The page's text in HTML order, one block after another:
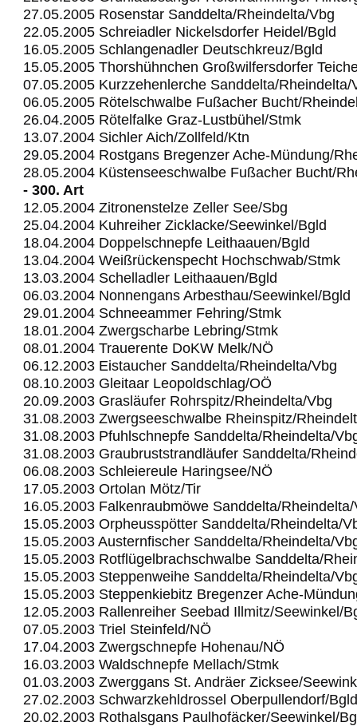
27.05.2005 Rosenstar Sanddelta/Rheindelta/Vbg
22.05.2005 Schreiadler Nickelsdorfer Heidel/Bgld
16.05.2005 Schlangenadler Deutschkreuz/Bgld
15.05.2005 Thorshühnchen Großwilfersdorfer
07.05.2005 Kurzzehenlerche Sanddelta/Rheindelta/
06.05.2005 Rötelschwalbe Fußacher Bucht/
26.04.2005 Rötelfalke Graz-Lustbühel/Stmk
13.07.2004 Sichler Aich/Zollfeld/Ktn
29.05.2004 Rostgans Bregenzer Ache-Mündung/
28.05.2004 Küstenseeschwalbe Fußacher Bucht/
- 300. Art
12.05.2004 Zitronenstelze Zeller See/Sbg
25.04.2004 Kuhreiher Zicklacke/Seewinkel/Bgld
18.04.2004 Doppelschnepfe Leithaauen/Bgld
13.04.2004 Weißrückenspecht Hochschwab/Stmk
13.03.2004 Schelladler Leithaauen/Bgld
06.03.2004 Nonnengans Arbesthau/Seewinkel/Bgld
29.01.2004 Schneeammer Fehring/Stmk
18.01.2004 Zwergscharbe Lebring/Stmk
08.01.2004 Trauerente DoKW Melk/NÖ
06.12.2003 Eistaucher Sanddelta/Rheindelta/Vbg
08.10.2003 Gleitaar Leopoldschlag/OÖ
20.09.2003 Grasläufer Rohrspitz/Rheindelta/Vbg
31.08.2003 Zwergseeschwalbe Rheinspitz/
31.08.2003 Pfuhlschnepfe Sanddelta/Rheindelta/
31.08.2003 Graubruststrandläufer Sanddelta/
06.08.2003 Schleiereule Haringsee/NÖ
17.05.2003 Ortolan Mötz/Tir
16.05.2003 Falkenraubmöwe Sanddelta/Rheindelta/
15.05.2003 Orpheusspötter Sanddelta/Rheindelta/
15.05.2003 Austernfischer Sanddelta/Rheindelta/
15.05.2003 Rotflügelbrachschwalbe Sanddelta/
15.05.2003 Steppenweihe Sanddelta/Rheindelta/
15.05.2003 Steppenkiebitz Bregenzer Ache-
12.05.2003 Rallenreiher Seebad Illmitz/Seewinkel/
07.05.2003 Triel Steinfeld/NÖ
17.04.2003 Zwergschnepfe Hohenau/NÖ
16.03.2003 Waldschnepfe Mellach/Stmk
01.03.2003 Zwerggans St. Andräer Zicksee/
27.02.2003 Schwarzkehldrossel Oberpullendorf/Bgld
20.02.2003 Rothalsgans Paulhofäcker/Seewinkel/